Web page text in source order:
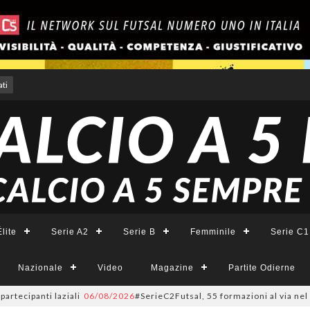
Serie A2 Serie B Femminile Serie C1
Nazionale Video Magazine Partite Odierne
laziali 06/08/2026#SerieC2Futsal, 55 formazioni al via nel Lazio: